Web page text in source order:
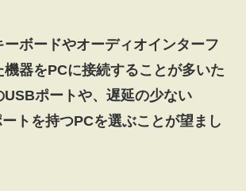
ボードやオーディオインターフ
機器をPCに接続することが多いた
USBポートや、遅延の少ない
トを持つPCを選ぶことが望まし